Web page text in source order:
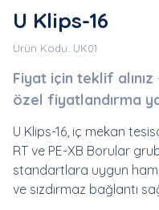
U Klips-16
Ürün Kodu: UK01
Fiyat için teklif
özel fiyatlandırma
U Klips-16, iç mekan
RT ve PE-XB Borular
standartlara uygun
ve sızdırmaz bağlantı